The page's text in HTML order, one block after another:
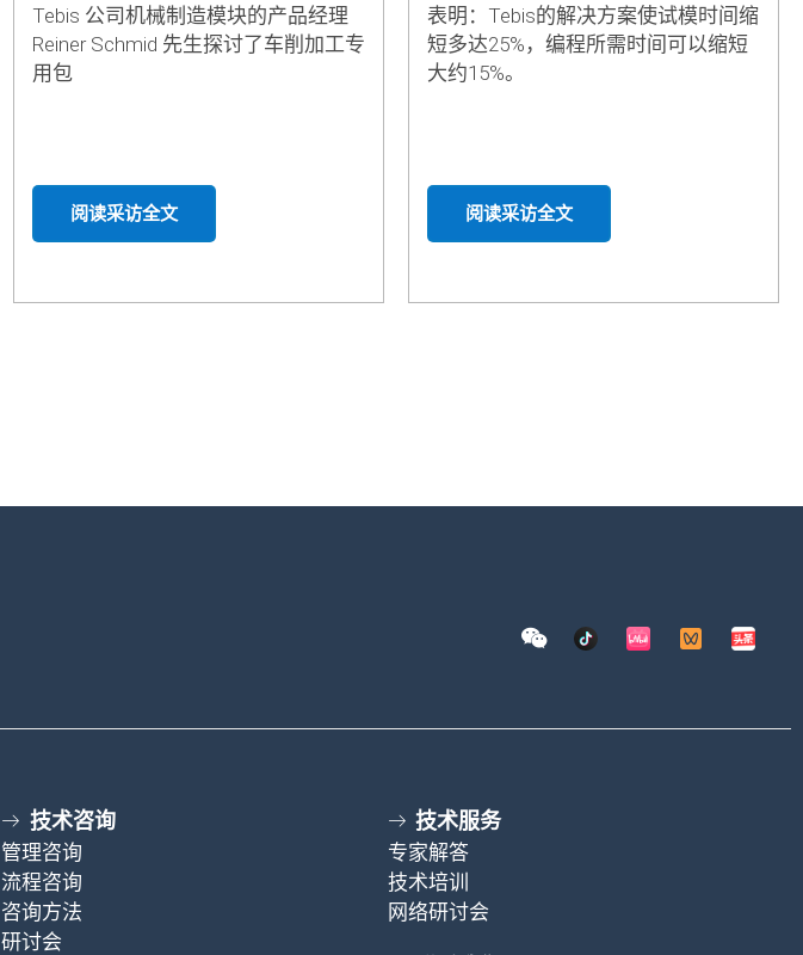
Tebis 公司机械制造模块的产品经理
Reiner Schmid 先生探讨了车削加工专
用包
阅读采访全文
表明：Tebis的解决方案使试模时间缩
短多达25%，编程所需时间可以缩短
大约15%。
阅读采访全文
技术咨询
管理咨询
流程咨询
咨询方法
研讨会
技术服务
专家解答
技术培训
网络研讨会